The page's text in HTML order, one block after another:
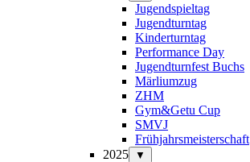
Jugendspieltag
Jugendturntag
Kinderturntag
Performance Day
Jugendturnfest Buchs
Märliumzug
ZHM
Gym&Getu Cup
SMVJ
Frühjahrsmeisterschaft
2025
▼